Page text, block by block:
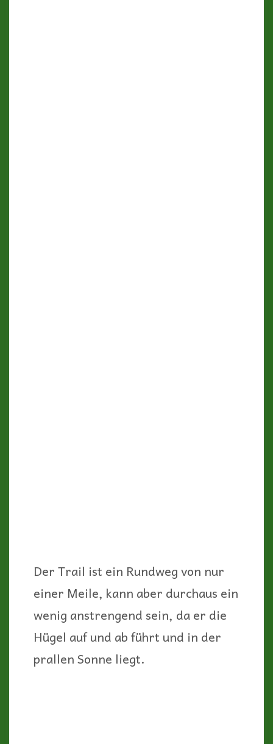
Der Trail ist ein Rundweg von nur
einer Meile, kann aber durchaus ein
wenig anstrengend sein, da er die
Hügel auf und ab führt und in der
prallen Sonne liegt.